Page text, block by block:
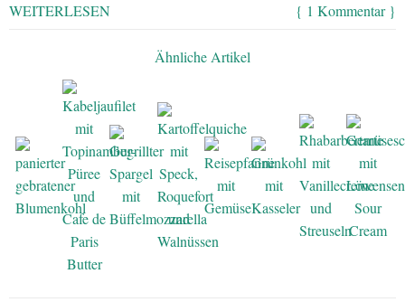
WEITERLESEN { 1 Kommentar }
Ähnliche Artikel